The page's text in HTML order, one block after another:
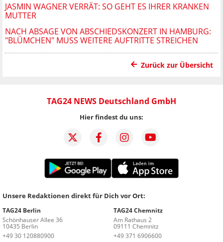
JASMIN WAGNER VERRÄT: SO GEHT ES IHRER KRANKEN
MUTTER
NACH ABSAGE VON ABSCHIEDSKONZERT IN HAMBURG:
"BLÜMCHEN" MUSS WEITERE AUFTRITTE STREICHEN
Zurück zur Übersicht
TAG24 NEWS Deutschland GmbH
Hier findest du uns:
Unsere Redaktionen direkt für Dich vor Ort:
TAG24 Berlin
Schönhauser Allee 36
10435 Berlin
+49 30 120880900
TAG24 Chemnitz
Am Rathaus 2
09111 Chemnitz
+49 371 6906600